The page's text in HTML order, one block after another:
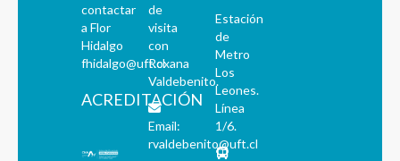
contactar
a Flor
Hidalgo
fhidalgo@uft.cl
ACREDITACIÓN
de
visita
con
Roxana
Valdebenito.
Email:
rvaldebenito@uft.cl
Estación
de
Metro
Los
Leones.
Línea
1/6.